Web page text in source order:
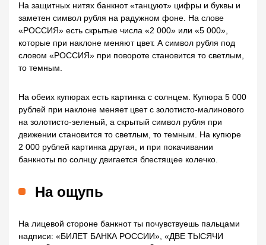
На защитных нитях банкнот «танцуют» цифры и буквы и
заметен символ рубля на радужном фоне. На слове
«РОССИЯ» есть скрытые числа «2 000» или «5 000»,
которые при наклоне меняют цвет. А символ рубля под
словом «РОССИЯ» при повороте становится то светлым,
то темным.
На обеих купюрах есть картинка с солнцем. Купюра 5 000
рублей при наклоне меняет цвет с золотисто-малинового
на золотисто-зеленый, а скрытый символ рубля при
движении становится то светлым, то темным. На купюре
2 000 рублей картинка другая, и при покачивании
банкноты по солнцу двигается блестящее колечко.
На ощупь
На лицевой стороне банкнот ты почувствуешь пальцами
надписи: «БИЛЕТ БАНКА РОССИИ», «ДВЕ ТЫСЯЧИ